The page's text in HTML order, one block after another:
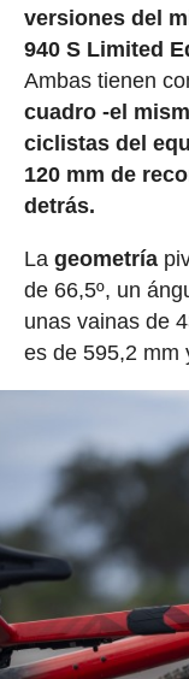
versiones del
940 S Limited
Ambas tienen
cuadro -el
ciclistas del
120 mm de
detrás.
La geometría
de 66,5º, un
unas vainas de
es de 595,2 mm